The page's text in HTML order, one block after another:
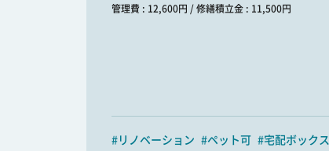
管理費 : 12,600円 / 修繕積立金 : 11,500円
#リノベーション #ペット可 #宅配ボックス